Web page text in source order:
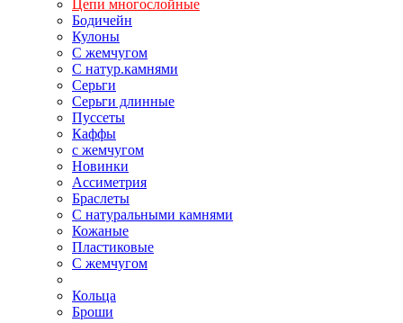
Цепи многослойные
Бодичейн
Кулоны
С жемчугом
С натур.камнями
Серьги
Серьги длинные
Пуссеты
Каффы
с жемчугом
Новинки
Ассиметрия
Браслеты
С натуральными камнями
Кожаные
Пластиковые
С жемчугом
Кольца
Броши